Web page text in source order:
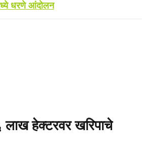
धरणे आंदोलन
लाख हेक्टरवर खरिपाचे